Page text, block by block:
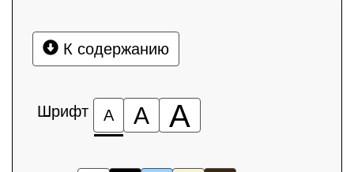
К содержанию
Шрифт А А А